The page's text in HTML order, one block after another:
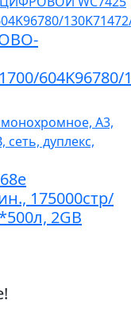
175000стр/
2GB